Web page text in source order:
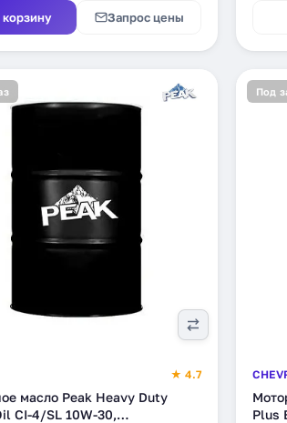
Запрос цены
★ 4.7
масло Peak Heavy Duty
CI-4/SL 10W-30,
Под
Plus